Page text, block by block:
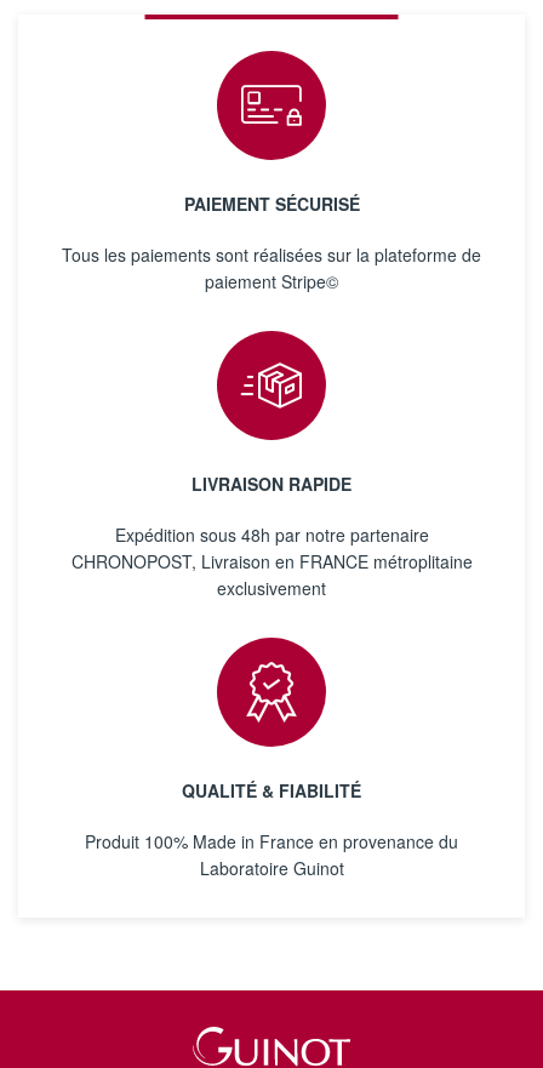
PAIEMENT SÉCURISÉ
Tous les paiements sont réalisées sur la plateforme de
paiement Stripe©
LIVRAISON RAPIDE
Expédition sous 48h par notre partenaire
CHRONOPOST, Livraison en FRANCE métroplitaine
exclusivement
QUALITÉ & FIABILITÉ
Produit 100% Made in France en provenance du
Laboratoire Guinot